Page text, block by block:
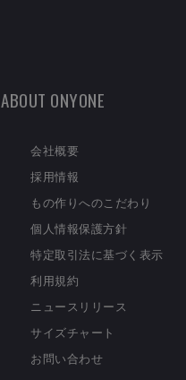
ABOUT ONYONE
会社概要
採用情報
もの作りへのこだわり
個人情報保護方針
特定取引法に基づく表示
利用規約
ニュースリリース
サイズチャート
お問い合わせ